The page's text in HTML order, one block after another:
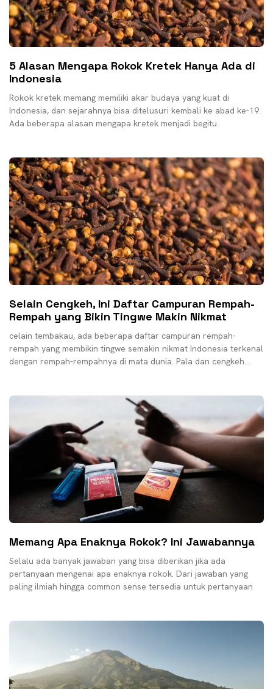
5 Alasan Mengapa Rokok Kretek Hanya Ada di
Indonesia
Rokok kretek memang memiliki akar budaya yang kuat di
Indonesia, dan sejarahnya bisa ditelusuri kembali ke abad ke-19.
Ada beberapa alasan mengapa kretek menjadi begitu
Selain Cengkeh, Ini Daftar Campuran Rempah-
Rempah yang Bikin Tingwe Makin Nikmat
celain tembakau, ada beberapa daftar campuran rempah-
rempah yang membikin tingwe semakin nikmat Indonesia terkenal
dengan rempah-rempahnya di mata dunia. Pala dan cengkeh
Memang Apa Enaknya Rokok? Ini Jawabannya
Selalu ada banyak jawaban yang bisa diberikan jika ada
pertanyaan mengenai apa enaknya rokok. Dari jawaban yang
paling ilmiah hingga common sense tersedia untuk pertanyaan